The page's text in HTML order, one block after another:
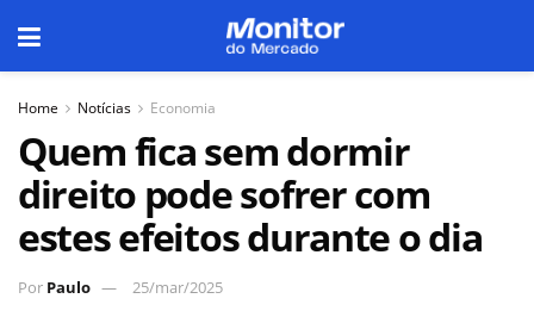
Home Notícias Economia
Quem fica sem dormir
direito pode sofrer com
estes efeitos durante o dia
Por Paulo 25/mar/2025